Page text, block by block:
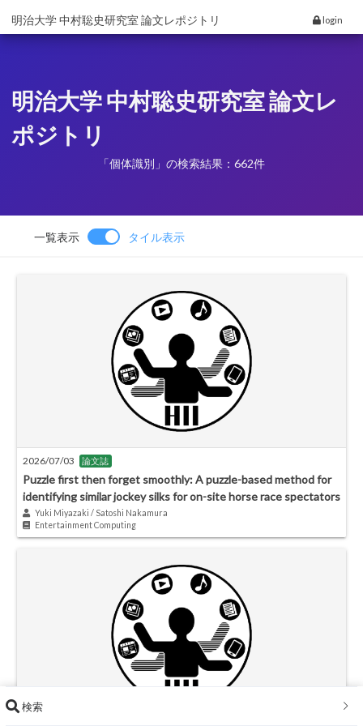
明治大学 中村聡史研究室 論文レポジトリ login
明治大学 中村聡史研究室 論文レ
ポジトリ
「個体識別」の検索結果：662件
一覧表示 タイル表示
2026/07/03 論文誌
Puzzle first then forget smoothly: A puzzle-based method for
identifying similar jockey silks for on-site horse race spectators
Yuki Miyazaki / Satoshi Nakamura
Entertainment Computing
検索